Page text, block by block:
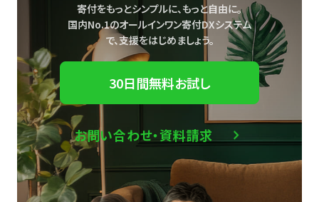
寄付をもっとシンプルに、もっと自由に。
国内No.1のオールインワン寄付DXシステム
で、支援をはじめましょう。
30日間無料お試し
お問い合わせ・資料請求